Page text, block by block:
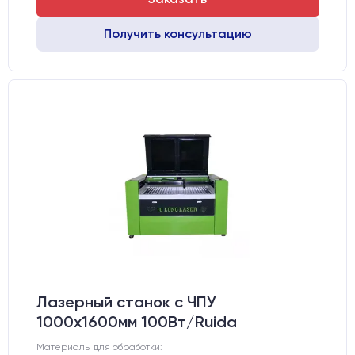
Получить консультацию
Лазерный станок c ЧПУ
1000х1600мм 100Вт/Ruida
Материалы для обработки: